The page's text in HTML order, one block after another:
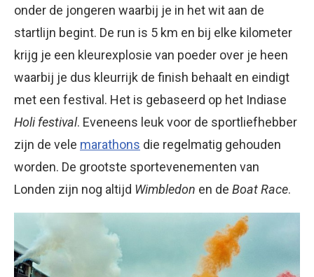
onder de jongeren waarbij je in het wit aan de
startlijn begint. De run is 5 km en bij elke kilometer
krijg je een kleurexplosie van poeder over je heen
waarbij je dus kleurrijk de finish behaalt en eindigt
met een festival. Het is gebaseerd op het Indiase
Holi festival. Eveneens leuk voor de sportliefhebber
zijn de vele marathons die regelmatig gehouden
worden. De grootste sportevenementen van
Londen zijn nog altijd Wimbledon en de Boat Race.